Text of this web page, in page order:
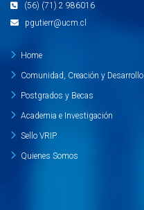
(56) (71) 2 986016
pgutierr@ucm.cl
Home
Comunidad, Creación y Desarrollo
Postgrados y Becas
Academia e Investigación
Sello VRIP
Quienes Somos